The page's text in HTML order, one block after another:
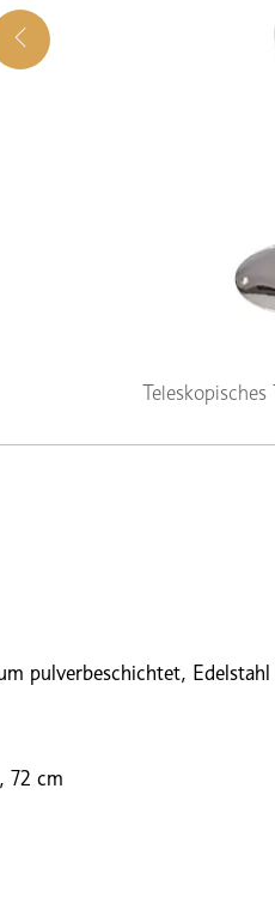
pulverbeschichtet, Edelstahl
72 cm